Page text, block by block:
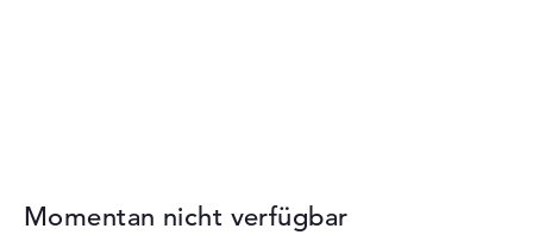
Momentan nicht verfügbar